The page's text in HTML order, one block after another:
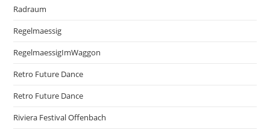
Radraum
Regelmaessig
RegelmaessigImWaggon
Retro Future Dance
Retro Future Dance
Riviera Festival Offenbach